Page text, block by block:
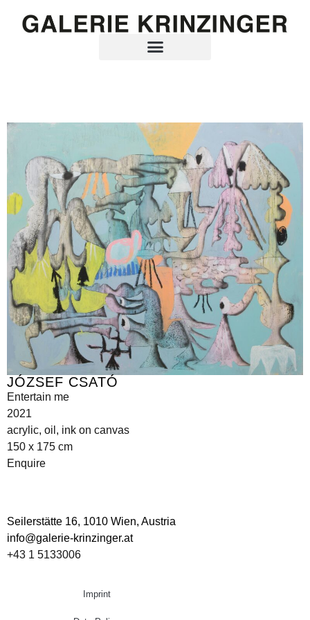
JÓZSEF CSATÓ
Entertain me
2021
acrylic, oil, ink on canvas
150 x 175 cm
Enquire
Seilerstätte 16, 1010 Wien, Austria
info@galerie-krinzinger.at
+43 1 5133006
Imprint